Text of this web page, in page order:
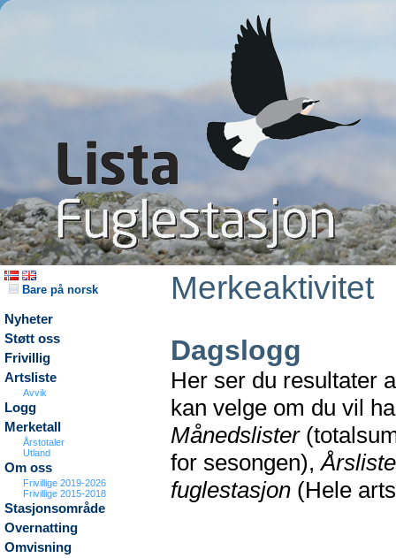
Bare på norsk
Nyheter
Støtt oss
Frivillig
Artsliste
Avvik
Logg
Merketall
Årstotaler
Utland
Om oss
Frivillige 2019-2026
Frivillige 2015-2018
Stasjonsområde
Overnatting
Omvisning
Merkeaktivitet
Dagslogg
Her ser du resultater
kan velge om du vil
Månedslister
for sesongen),
fuglestasjon (Hele